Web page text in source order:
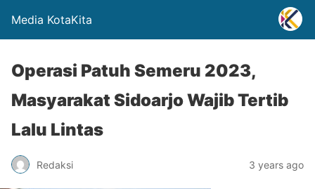
Media KotaKita
Operasi Patuh Semeru 2023,
Masyarakat Sidoarjo Wajib Tertib
Lalu Lintas
Redaksi 3 years ago